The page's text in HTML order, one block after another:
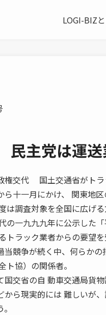
LOGI-BIZ
主党は運送
権交代 国土交通省がトラ
ら十一月にかけ、 関東地
は調査対象を全国に広げる
の一九九九年に公示した
トラック業者からの要望を
競争が続く中、何らか
ト協）の関係者。
国交省の自 動車交通局貨
から現実的には 難しいが